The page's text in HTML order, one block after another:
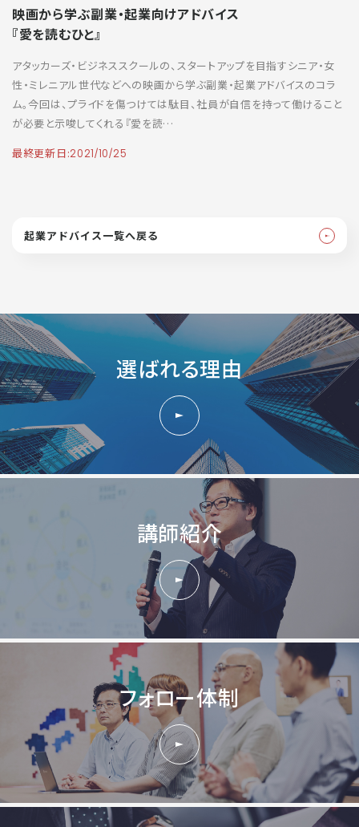
映画から学ぶ副業・起業向けアドバイス
『愛を読むひと』
アタッカーズ・ビジネススクールの、スタートアップを目指すシニア・女
性・ミレニアル世代などへの映画から学ぶ副業・起業アドバイスのコラ
ム。今回は、プライドを傷つけては駄目、社員が自信を持って働けること
が必要と示唆してくれる『愛を読…
最終更新日:2021/10/25
起業アドバイス一覧へ戻る
選ばれる理由
講師紹介
フォロー体制